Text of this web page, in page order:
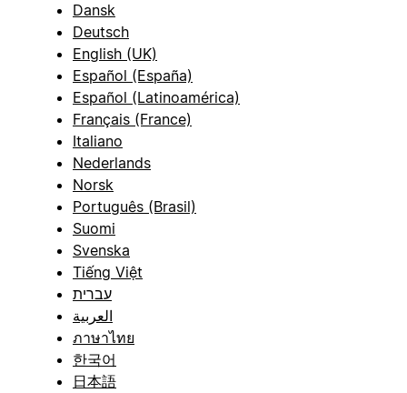
Dansk
Deutsch
English (UK)
Español (España)
Español (Latinoamérica)
Français (France)
Italiano
Nederlands
Norsk
Português (Brasil)
Suomi
Svenska
Tiếng Việt
עברית
العربية
ภาษาไทย
한국어
日本語